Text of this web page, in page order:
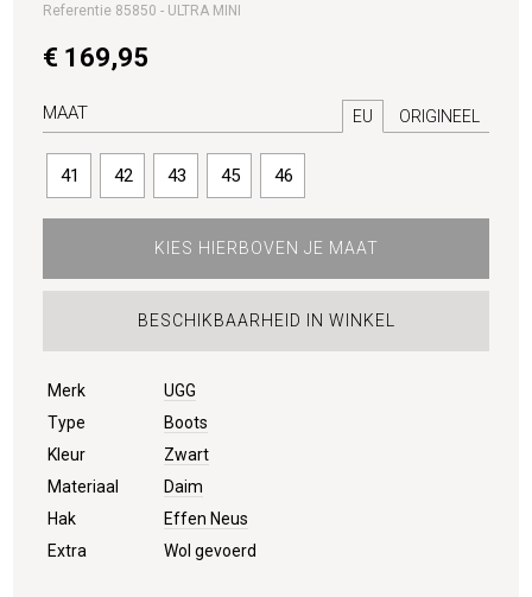
Referentie 85850 - ULTRA MINI
€ 169,95
MAAT ORIGINEEL
EU
41 42 43 45 46
KIES HIERBOVEN JE MAAT
BESCHIKBAARHEID IN WINKEL
Merk
UGG
Type
Boots
Kleur
Zwart
Materiaal
Daim
Hak
Effen Neus
Extra
Wol gevoerd